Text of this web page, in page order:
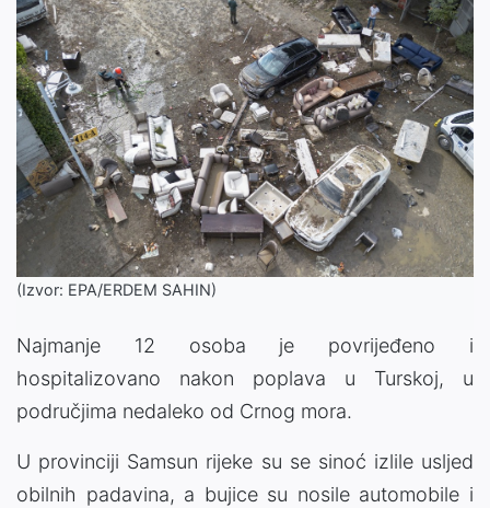
(Izvor: EPA/ERDEM SAHIN)
Najmanje 12 osoba je povrijeđeno i
hospitalizovano nakon poplava u Turskoj, u
područjima nedaleko od Crnog mora.
U provinciji Samsun rijeke su se sinoć izlile usljed
obilnih padavina, a bujice su nosile automobile i